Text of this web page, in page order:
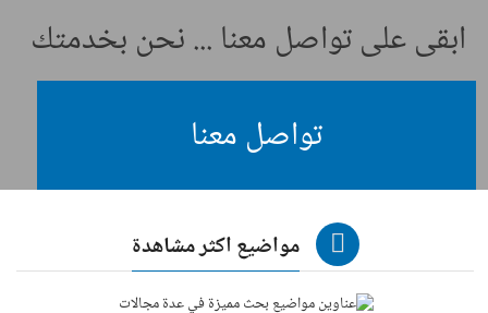
ابقى على تواصل معنا ... نحن بخدمتك
تواصل معنا
مواضيع اكثر مشاهدة